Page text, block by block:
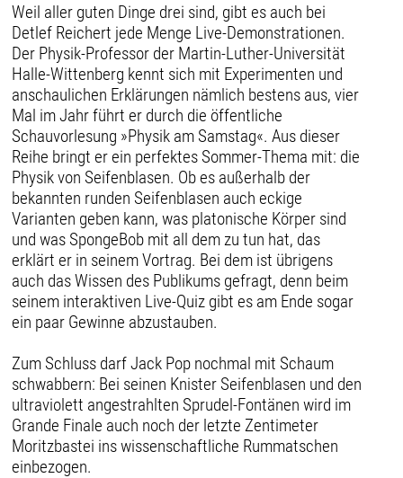
Weil aller guten Dinge drei sind, gibt es auch bei
Detlef Reichert jede Menge Live-Demonstrationen.
Der Physik-Professor der Martin-Luther-Universität
Halle-Wittenberg kennt sich mit Experimenten und
anschaulichen Erklärungen nämlich bestens aus, vier
Mal im Jahr führt er durch die öffentliche
Schauvorlesung »Physik am Samstag«. Aus dieser
Reihe bringt er ein perfektes Sommer-Thema mit: die
Physik von Seifenblasen. Ob es außerhalb der
bekannten runden Seifenblasen auch eckige
Varianten geben kann, was platonische Körper sind
und was SpongeBob mit all dem zu tun hat, das
erklärt er in seinem Vortrag. Bei dem ist übrigens
auch das Wissen des Publikums gefragt, denn beim
seinem interaktiven Live-Quiz gibt es am Ende sogar
ein paar Gewinne abzustauben.
Zum Schluss darf Jack Pop nochmal mit Schaum
schwabbern: Bei seinen Knister Seifenblasen und den
ultraviolett angestrahlten Sprudel-Fontänen wird im
Grande Finale auch noch der letzte Zentimeter
Moritzbastei ins wissenschaftliche Rummatschen
einbezogen.